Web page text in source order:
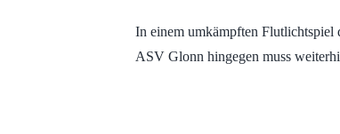
In einem umkämpften Flutlichtspiel
ASV Glonn hingegen muss